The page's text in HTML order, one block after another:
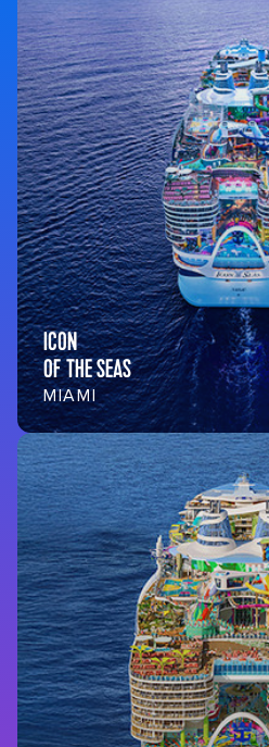
ICON
OF THE SEAS
MIAMI